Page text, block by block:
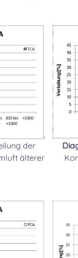
der
älterer